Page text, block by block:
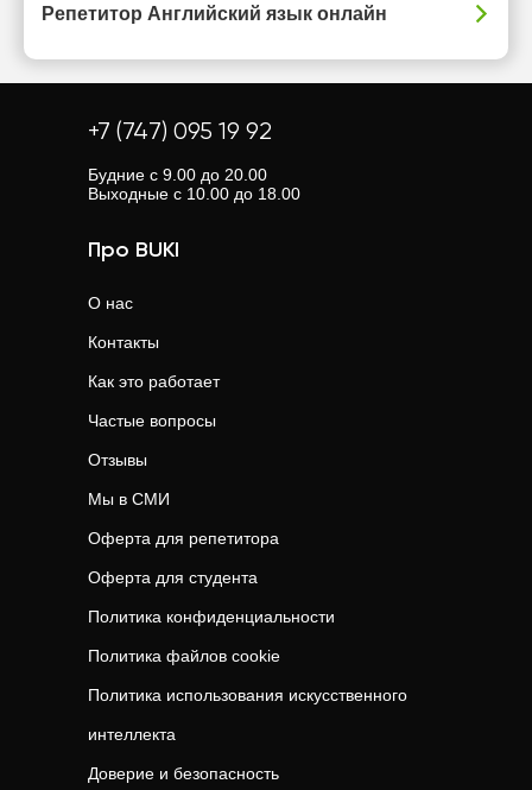
Репетитор Английский язык онлайн
+7 (747) 095 19 92
Будние с 9.00 до 20.00
Выходные с 10.00 до 18.00
Про BUKI
О нас
Контакты
Как это работает
Частые вопросы
Отзывы
Мы в СМИ
Оферта для репетитора
Оферта для студента
Политика конфиденциальности
Политика файлов cookie
Политика использования искусственного
интеллекта
Доверие и безопасность